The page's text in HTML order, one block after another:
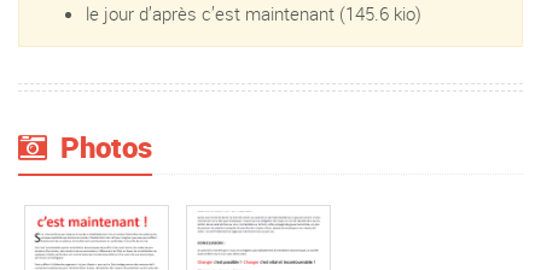
le jour d’après c’est maintenant (145.6 kio)
Photos